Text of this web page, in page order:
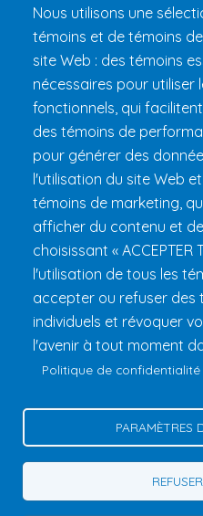
Le programme de
Préparer son 24h
Informations pratiques
FAQ et règlements
Fondation 24h Tremblant
Tremblant (Québec) Canada
Politique de
Gérer
© 2026 Fondation 24h
Nous utilisons une
témoins et de témoins
site Web : des témoins
nécessaires pour utiliser
fonctionnels, qui
des témoins de
pour générer des
l'utilisation du site Web
témoins de marketing,
afficher du contenu et
choisissant « ACCEPTER
l'utilisation de tous les
accepter ou refuser des
individuels et révoquer
l'avenir à tout moment
Politique de confidentialité
PARAMÈTRES